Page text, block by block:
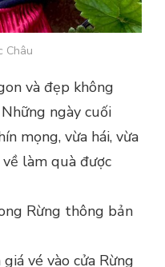
Châu
và đẹp không
ngày cuối
mọng, vừa hái, vừa
về làm quà được
Rừng thông bản
vé vào cửa Rừng